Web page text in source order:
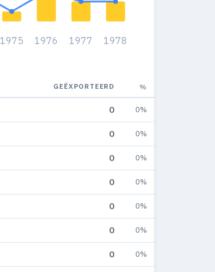
1975 1976 1977 1978
GEËXPORTEERD %
0 0%
0 0%
0 0%
0 0%
0 0%
0 0%
0 0%